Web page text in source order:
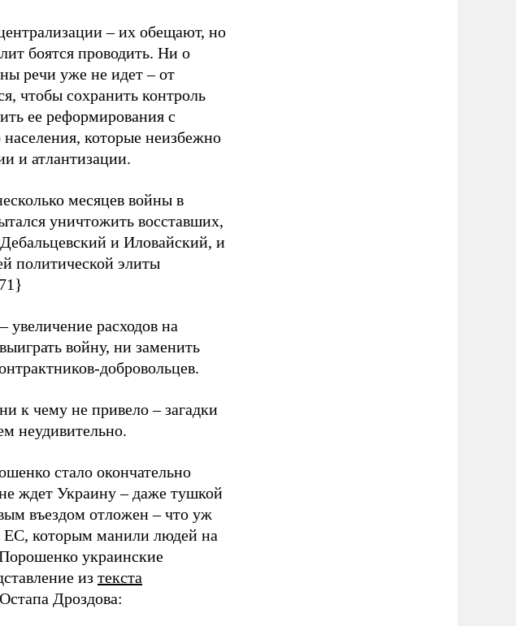
– их обещают, но
боятся проводить. Ни о
речи уже не идет – от
чтобы сохранить контроль
ее реформирования с
которые неизбежно
и атлантизации.
месяцев войны в
уничтожить восставших,
и Иловайский, и
политической элиты
расходов на
войну, ни заменить
добровольцев.
к чему не привело – загадки
неудивительно.
стало окончательно
ждет Украину – даже тушкой
въездом отложен – что уж
ЕС, которым манили людей на
украинские
из текста
Дроздова: